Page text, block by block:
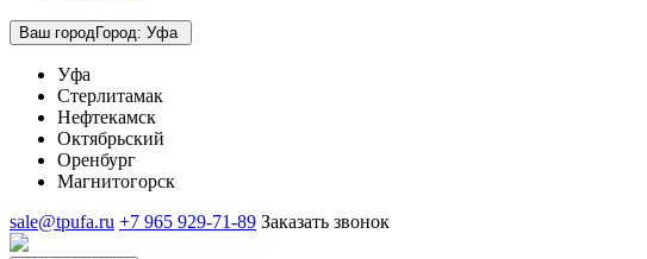
Ваш городГород: Уфа
Уфа
Стерлитамак
Нефтекамск
Октябрьский
Оренбург
Магнитогорск
sale@tpufa.ru +7 965 929-71-89 Заказать звонок